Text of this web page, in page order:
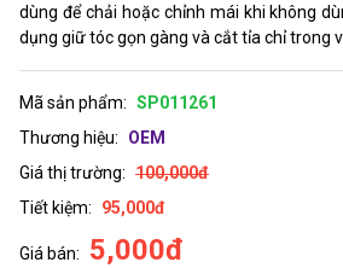
dùng để chải hoặc chỉnh mái khi không
dụng giữ tóc gọn gàng và cắt tỉa chỉ trong
Mã sản phẩm: SP011261
Thương hiệu:
OEM
Giá thị trường: 100,000đ
Tiết kiệm:
95,000đ
Giá bán: 5,000đ